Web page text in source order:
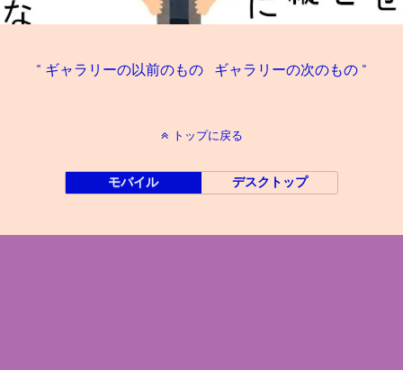
« ギャラリーの以前のもの ギャラリーの次のもの »
トップに戻る
モバイル デスクトップ